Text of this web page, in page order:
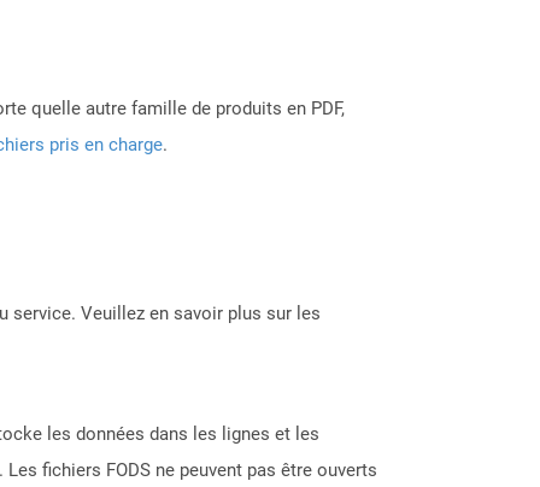
quelle autre famille de produits en PDF,
pris en charge.
service. Veuillez en savoir plus sur les
les données dans les lignes et les
fichiers FODS ne peuvent pas être ouverts